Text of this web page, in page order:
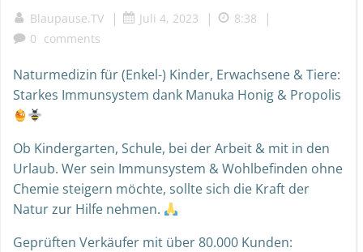
Blaupause.TV | Juli 4, 2023 | 8:38 |
0 comments
Naturmedizin für (Enkel-) Kinder, Erwachsene & Tiere:
Starkes Immunsystem dank Manuka Honig & Propolis
Ob Kindergarten, Schule, bei der Arbeit & mit in den
Urlaub. Wer sein Immunsystem & Wohlbefinden ohne
Chemie steigern möchte, sollte sich die Kraft der
Natur zur Hilfe nehmen.
Geprüften Verkäufer mit über 80.000 Kunden: